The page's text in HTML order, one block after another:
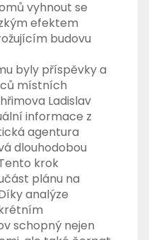
vyhnout se
efektem
budovu
byly příspěvky a
místních
Ladislav
informace z
agentura
dlouhodobou
krok
plánu na
analýze
schopný nejen